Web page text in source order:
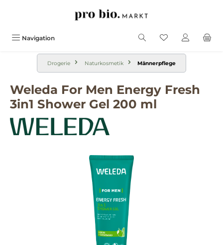
Navigation
Drogerie Naturkosmetik Männerpflege
Weleda For Men Energy Fresh
3in1 Shower Gel 200 ml